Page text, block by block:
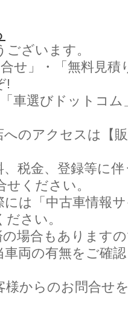
ざいます。
せ」・「無料見積
!
車選びドットコ
のアクセスは【
税金、登録等に
ください。
には「中古車情報
さい。
の場合もあります
車両の有無をご確
様からのお問合せ